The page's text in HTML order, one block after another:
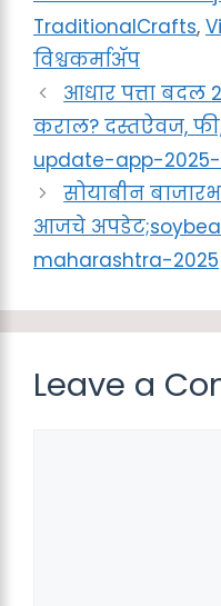
TraditionalCrafts,
विश्वकर्माॲप
आधार पत्ता बदल
कराल? दस्तऐवज,
update-app-
सोयाबीन
आजचे
maharashtra-2025
Leave a